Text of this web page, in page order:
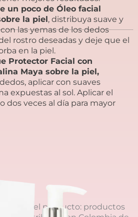
un poco de Óleo facial
la piel, distribuya suave y
las yemas de los dedos
rostro deseadas y deje que el
en la piel.
Protector Facial con
Maya sobre la piel,
aplicar con suaves
expuestas al sol. Aplicar el
dos veces al día para mayor